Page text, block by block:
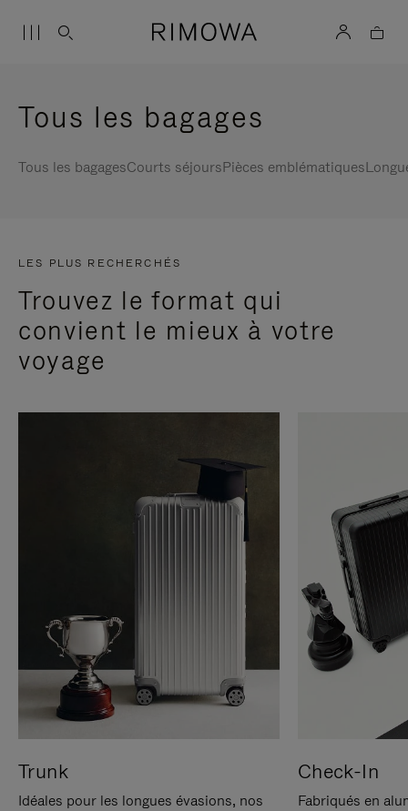
Tous les bagages
Tous les bagagesCourts séjoursPièces emblématiques
LES PLUS RECHERCHÉS
Trouvez le format qui
convient le mieux à votre
voyage
Trunk
Idéales pour les longues évasions, nos
Check-In
Fabriqués en